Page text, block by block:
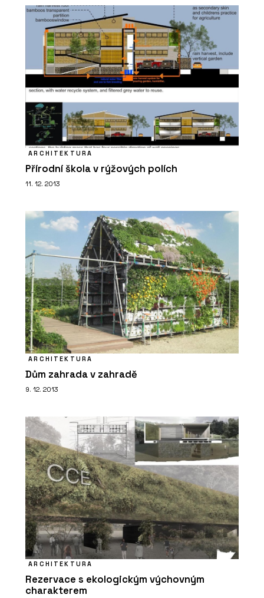
PRODUKTY
Dveřní systém Schüco AD UP 75
Dřevěná okna nahradil hliník, není to
ale poznat
O FIRMĚ
Schüco CZ s.r.o.
PRODUKTY
Posuvný systém Schüco AS PD 75.HI
ARCHITEKTURA
Přírodní škola v rýžových polích
11. 12. 2013
ARCHITEKTURA
Dům zahrada v zahradě
9. 12. 2013
ARCHITEKTURA
Rezervace s ekologickým výchovným
charakterem